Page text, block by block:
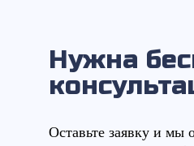
Нужна
Оставьте заявку и мы